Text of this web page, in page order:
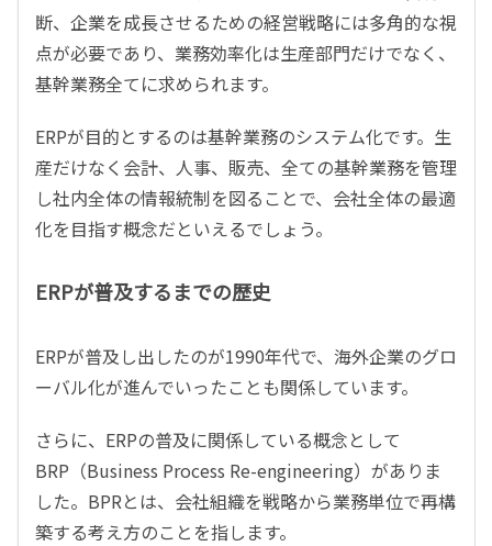
断、企業を成長させるための経営戦略には多角的な視
点が必要であり、業務効率化は生産部門だけでなく、
基幹業務全てに求められます。
ERPが目的とするのは基幹業務のシステム化です。生
産だけなく会計、人事、販売、全ての基幹業務を管理
し社内全体の情報統制を図ることで、会社全体の最適
化を目指す概念だといえるでしょう。
ERPが普及するまでの歴史
ERPが普及し出したのが1990年代で、海外企業のグロ
ーバル化が進んでいったことも関係しています。
さらに、ERPの普及に関係している概念として
BRP（Business Process Re-engineering）がありま
した。BPRとは、会社組織を戦略から業務単位で再構
築する考え方のことを指します。